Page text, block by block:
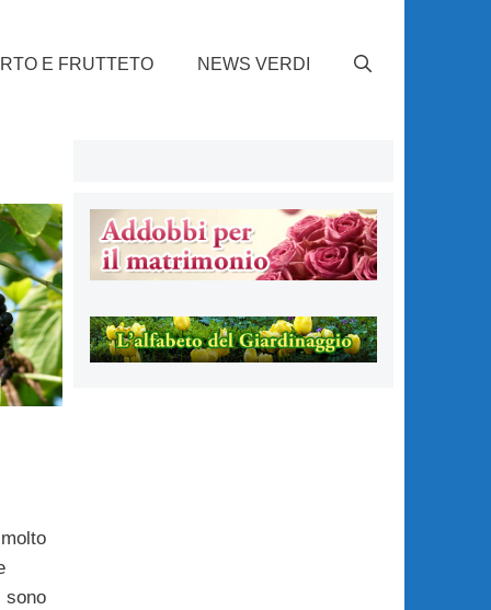
E FRUTTETO NEWS VERDI
sono